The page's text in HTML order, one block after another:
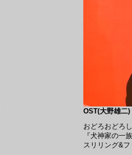
OST(大野雄二
おどろおどろ
『犬神家の一
スリリング&